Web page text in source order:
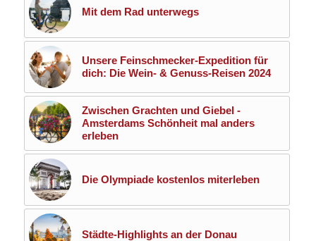
Mit dem Rad unterwegs
Unsere Feinschmecker-Expedition für
dich: Die Wein- & Genuss-Reisen 2024
Zwischen Grachten und Giebel -
Amsterdams Schönheit mal anders
erleben
Die Olympiade kostenlos miterleben
Städte-Highlights an der Donau